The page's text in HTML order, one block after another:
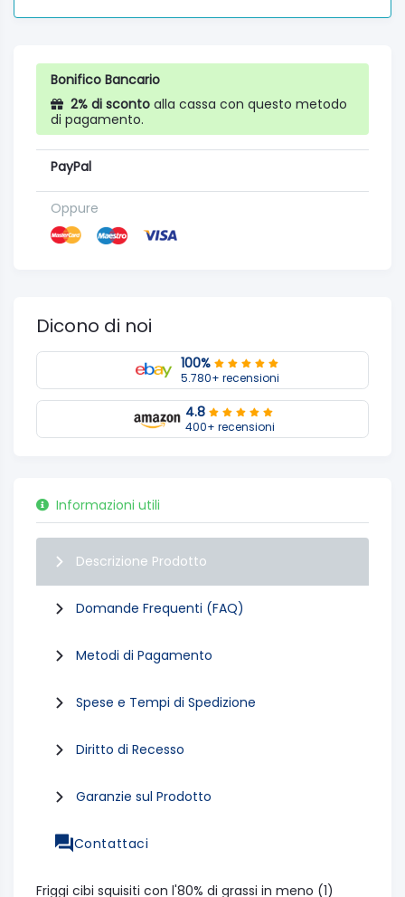
Bonifico Bancario
2% di sconto alla cassa con questo metodo
di pagamento.
PayPal
Oppure
Dicono di noi
100%
5.780+ recensioni
4.8
400+ recensioni
Informazioni utili
Descrizione Prodotto
Domande Frequenti (FAQ)
Metodi di Pagamento
Spese e Tempi di Spedizione
Diritto di Recesso
Garanzie sul Prodotto
Contattaci
Friggi cibi squisiti con l'80% di grassi in meno (1)